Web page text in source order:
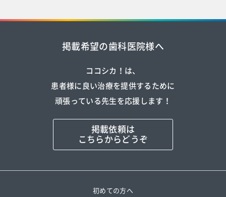
掲載希望の歯科医院様へ
ココシカ！は、
患者様に良い治療を提供するために
頑張っている先生を応援します！
掲載依頼は
こちらからどうぞ
初めての方へ